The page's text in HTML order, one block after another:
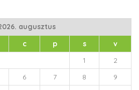
augusztus
c p s
v
1
2
6 7 8
9